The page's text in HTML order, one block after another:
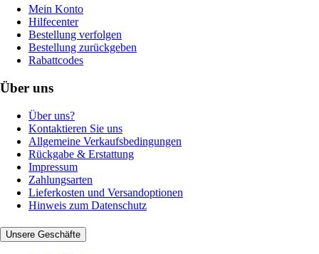
Mein Konto
Hilfecenter
Bestellung verfolgen
Bestellung zurückgeben
Rabattcodes
Über uns
Über uns?
Kontaktieren Sie uns
Allgemeine Verkaufsbedingungen
Rückgabe & Erstattung
Impressum
Zahlungsarten
Lieferkosten und Versandoptionen
Hinweis zum Datenschutz
Unsere Geschäfte